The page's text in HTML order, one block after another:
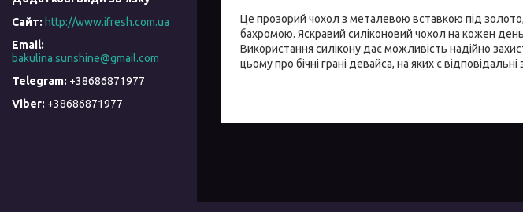
Це прозорий чохол з металевою вставкою під золото,
бахромою. Яскравий силіконовий чохол на кожен
Використання силікону дає можливість надійно
цьому про бічні грані девайса, на яких є
http://www.ifresh.com.ua
bakulina.sunshine@gmail.com
+38686871977
+38686871977